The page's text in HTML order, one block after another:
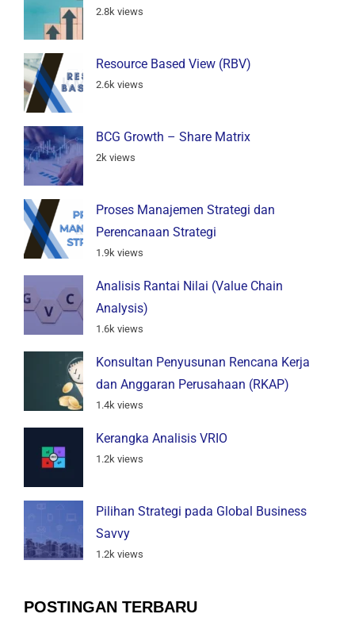
2.8k views
Resource Based View (RBV)
2.6k views
BCG Growth – Share Matrix
2k views
Proses Manajemen Strategi dan
Perencanaan Strategi
1.9k views
Analisis Rantai Nilai (Value Chain
Analysis)
1.6k views
Konsultan Penyusunan Rencana Kerja
dan Anggaran Perusahaan (RKAP)
1.4k views
Kerangka Analisis VRIO
1.2k views
Pilihan Strategi pada Global Business
Savvy
1.2k views
POSTINGAN TERBARU